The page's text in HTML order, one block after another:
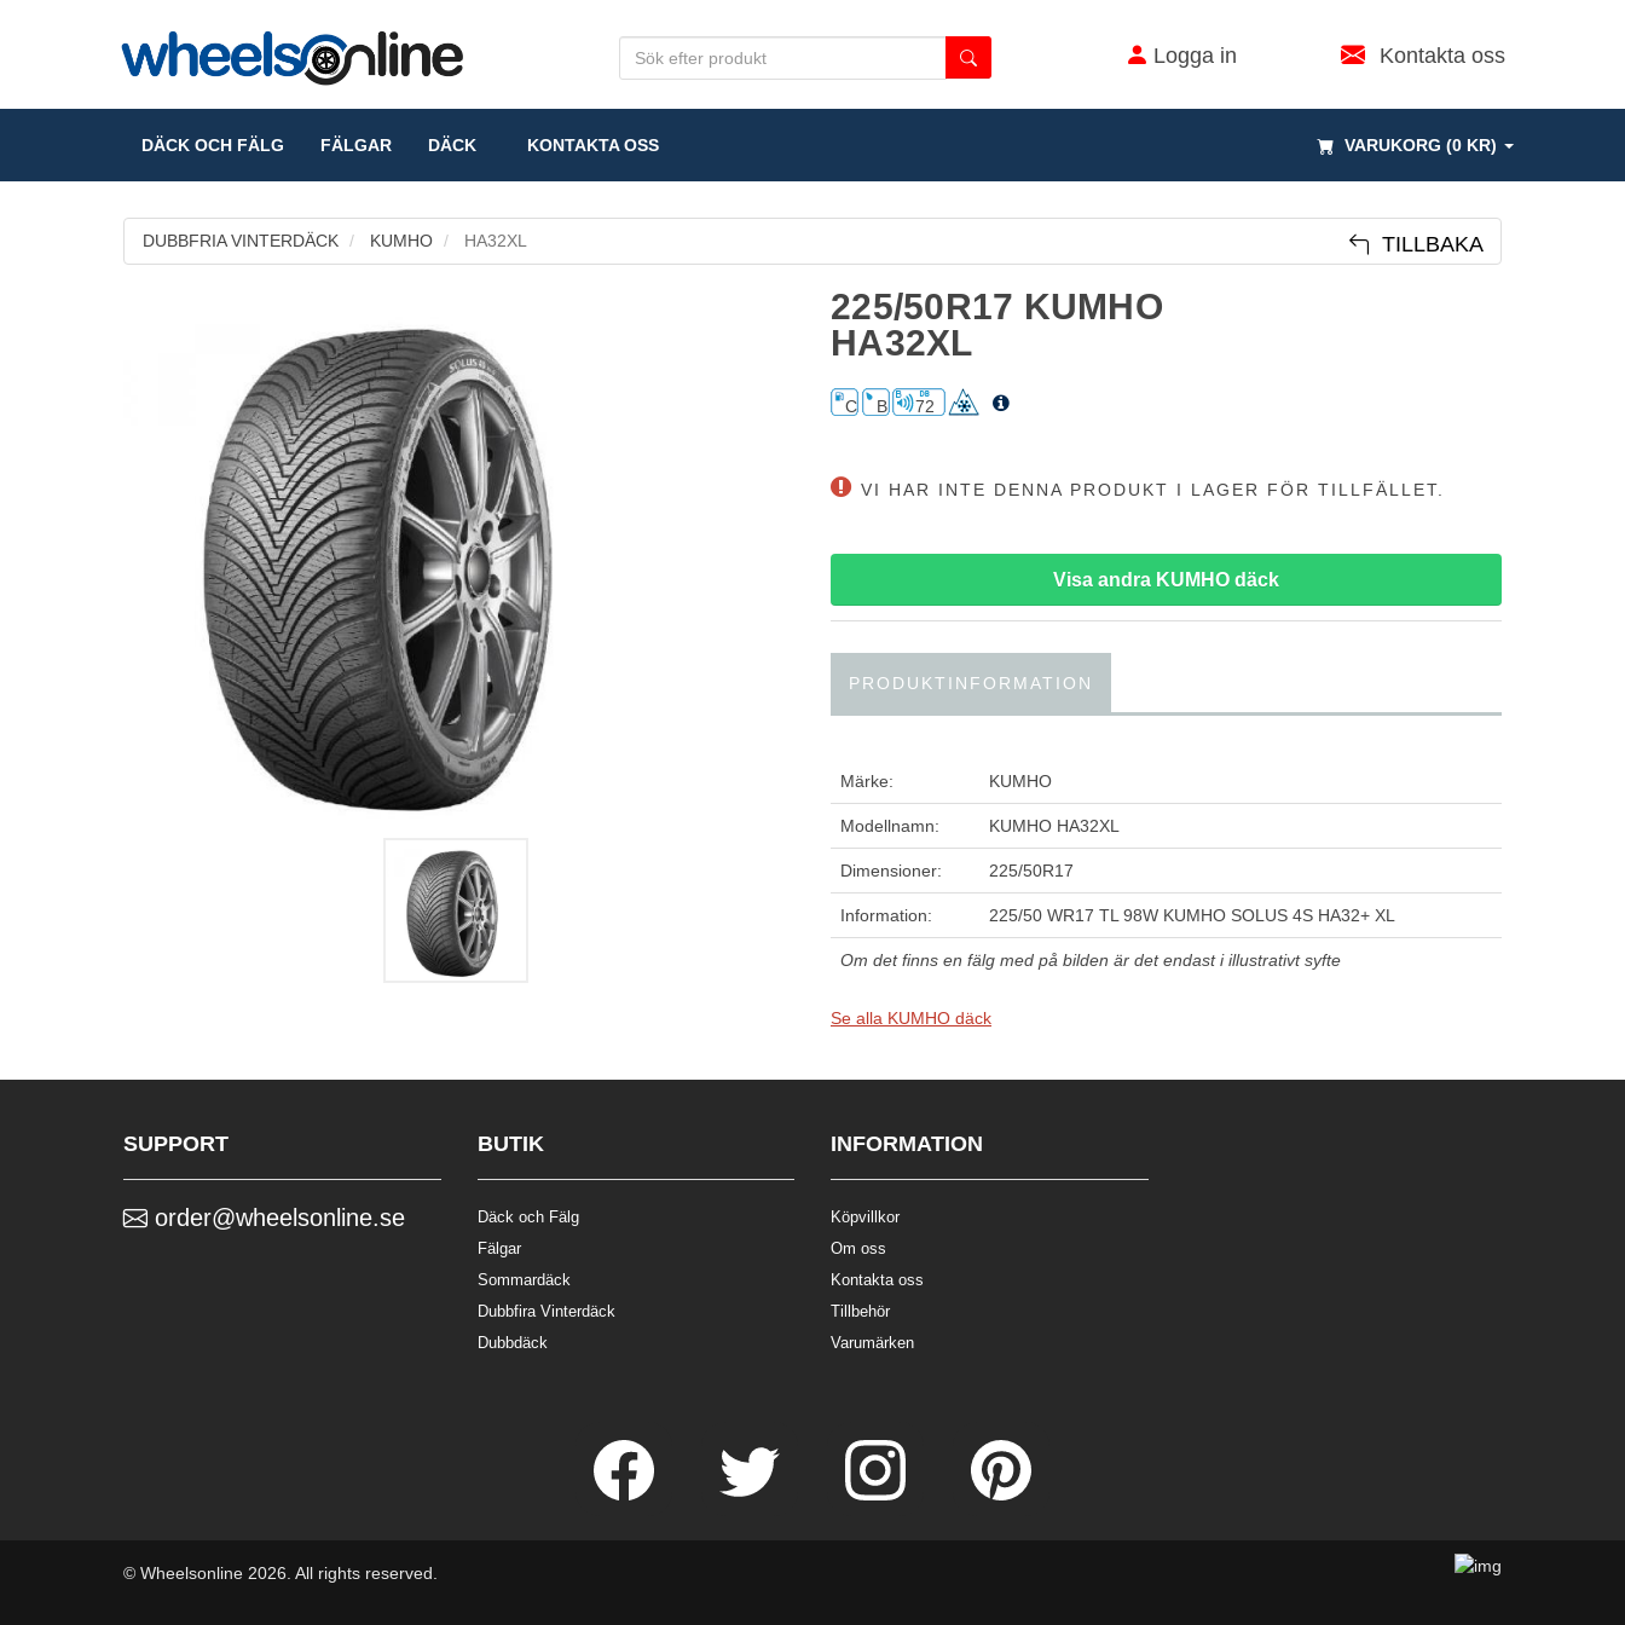
Logga in Kontakta oss
VARUKORG (0 KR)
DÄCK OCH FÄLG FÄLGAR DÄCK KONTAKTA OSS
DUBBFRIA VINTERDÄCK KUMHO HA32XL TILLBAKA
225/50R17 KUMHO
HA32XL
C B 72
VI HAR INTE DENNA PRODUKT I LAGER FÖR TILLFÄLLET.
Visa andra KUMHO däck
PRODUKTINFORMATION
Märke: KUMHO
Modellnamn: KUMHO HA32XL
Dimensioner: 225/50R17
Information: 225/50 WR17 TL 98W KUMHO SOLUS 4S HA32+ XL
Om det finns en fälg med på bilden är det endast i illustrativt syfte
Se alla KUMHO däck
SUPPORT
order@wheelsonline.se
BUTIK
Däck och Fälg
Fälgar
Sommardäck
Dubbfira Vinterdäck
Dubbdäck
INFORMATION
Köpvillkor
Om oss
Kontakta oss
Tillbehör
Varumärken
© Wheelsonline 2026. All rights reserved.